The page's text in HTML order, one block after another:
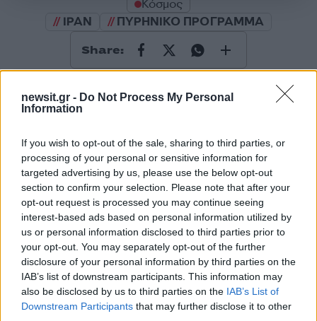
newsit.gr - Do Not Process My Personal
Information
If you wish to opt-out of the sale, sharing to third parties, or
processing of your personal or sensitive information for
targeted advertising by us, please use the below opt-out
section to confirm your selection. Please note that after your
opt-out request is processed you may continue seeing
interest-based ads based on personal information utilized by
us or personal information disclosed to third parties prior to
your opt-out. You may separately opt-out of the further
disclosure of your personal information by third parties on the
IAB’s list of downstream participants. This information may
also be disclosed by us to third parties on the IAB’s List of
Downstream Participants that may further disclose it to other
Κόσμος
ΙΡΑΝ
ΠΥΡΗΝΙΚΟ ΠΡΟΓΡΑΜΜΑ
Share:
ενημερωθείτε πρώτοι για όλη την ειδησεογραφία και τα
τελευταία νέα
Πιο δημοφιλή
1 Μετέτρεψαν το Σαρακήνικο της Μήλου σε
ελικοδρόμιο – «Πάρκαραν» το ελικόπτερο
τους για να κάνουν μπάνιο
2Μπρίτνεϊ Σπίαρς: Έκανε αποτυχημένο
μπότοξ και ανέβασε στο Instagram την
εμπειρία της